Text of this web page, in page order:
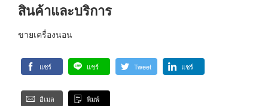
สินค้าและบริการ
ขายเครื่องนอน
แชร์ แชร์ Tweet แชร์
อีเมล พิมพ์